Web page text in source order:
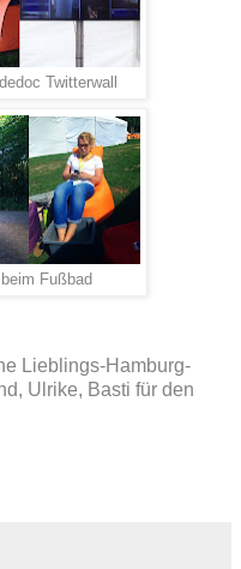
Twitterwall
Fußbad
Lieblings-Hamburg-
Ulrike, Basti für den